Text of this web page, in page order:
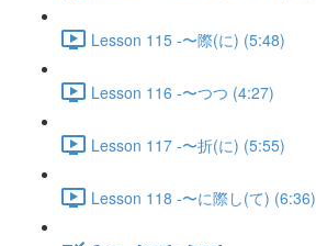
Lesson 115 -〜際(に) (5:48)
Lesson 116 -〜つつ (4:27)
Lesson 117 -〜折(に) (5:55)
Lesson 118 -〜に際し(て) (6:36)